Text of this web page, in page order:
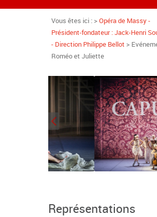
Vous êtes ici : >Opéra de Massy -
Président-fondateur : Jack-Henri
- Direction Philippe Bellot >
Roméo et Juliette
Représentations